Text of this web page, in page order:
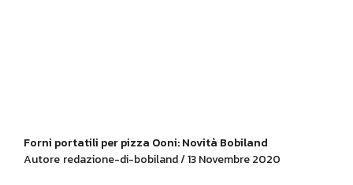
Forni portatili per pizza Ooni: Novità Bobiland
Autore redazione-di-bobiland / 13 Novembre 2020